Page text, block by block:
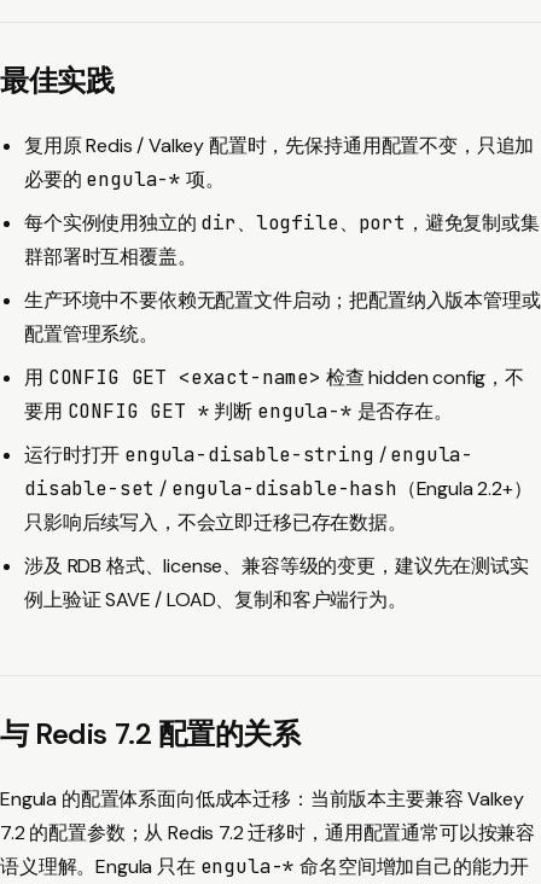
最佳实践
复用原 Redis / Valkey 配置时，先保持通用配置不变，只追加
必要的 engula-* 项。
每个实例使用独立的 dir、 logfile、 port ，避免复制或集
群部署时互相覆盖。
生产环境中不要依赖无配置文件启动；把配置纳入版本管理或
配置管理系统。
用 CONFIG GET <exact-name> 检查 hidden config，不
要用 CONFIG GET * 判断 engula-* 是否存在。
运行时打开 engula-disable-string /engula-
disable-set / engula-disable-hash （Engula 2.2+）
只影响后续写入，不会立即迁移已存在数据。
涉及 RDB 格式、license、兼容等级的变更，建议先在测试实
例上验证 SAVE / LOAD、复制和客户端行为。
与 Redis 7.2 配置的关系
Engula 的配置体系面向低成本迁移：当前版本主要兼容 Valkey
7.2 的配置参数；从 Redis 7.2 迁移时，通用配置通常可以按兼容
语义理解。Engula 只在 engula-* 命名空间增加自己的能力开